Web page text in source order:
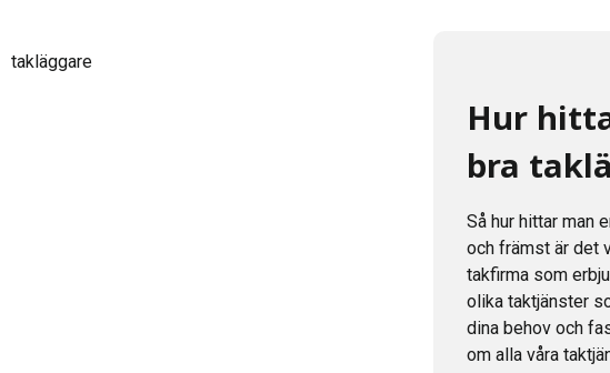
Hur
bra
Så hur hittar man
och främst är det
takfirma som
olika taktjänster
dina behov och
om alla våra